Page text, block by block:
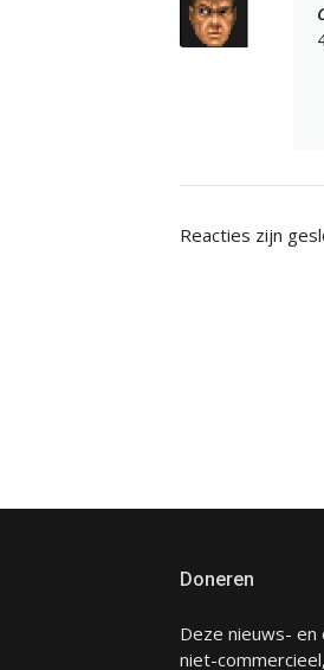
Reacties zijn
Doneren
Deze nieuws- en
niet-